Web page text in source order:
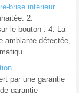
brise intérieur
2.
le bouton . 4. La
ambiante détectée,
...
par une garantie
garantie